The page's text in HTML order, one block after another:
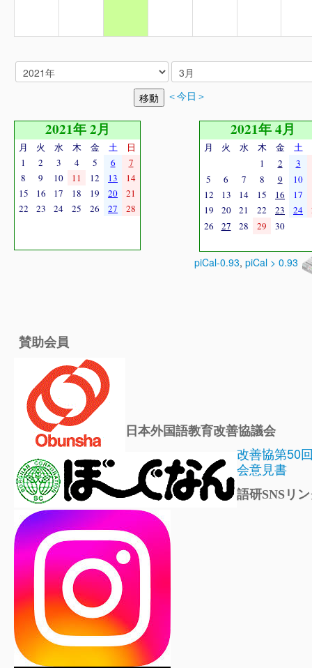
＜今日＞
2021年 2月
月 火 水 木 金 土
日
1
2 3 4 5 6
7
8
9 10 11 12 13
14
15
16 17 18 19 20
21
22
23 24 25 26 27 28
2021年 4月
月 火 水 木 金 土
1
2
3
5
6 7 8 9 10
12
13 14 15 16 17
19
20 21 22 23 24
26
27 28 29 30
piCal-0.93, piCal > 0.93
賛助会員
日本外国語教育改善協議会
改善協第50
会意見書
語研SNSリ